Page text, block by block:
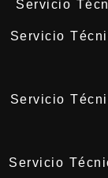
Servicio
Servicio
Servicio
Servicio